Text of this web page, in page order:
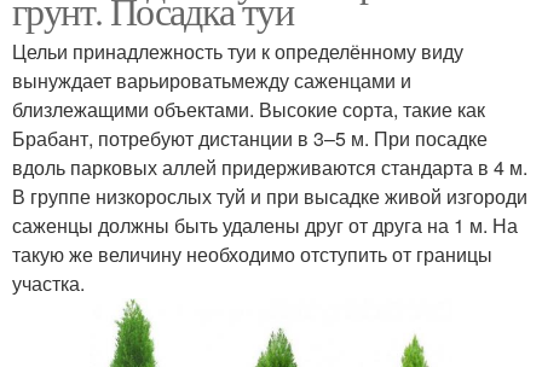
Цельи принадлежность туи к определённому виду
вынуждает варьироватьмежду саженцами и
близлежащими объектами. Высокие сорта, такие как
Брабант, потребуют дистанции в 3–5 м. При посадке
вдоль парковых аллей придерживаются стандарта в 4 м.
В группе низкорослых туй и при высадке живой изгороди
саженцы должны быть удалены друг от друга на 1 м. На
такую же величину необходимо отступить от границы
участка.